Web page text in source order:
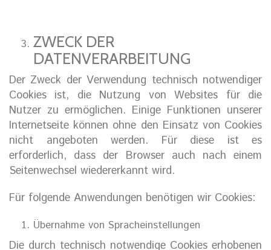
ZWECK DER
DATENVERARBEITUNG
Der Zweck der Verwendung technisch notwendiger
Cookies ist, die Nutzung von Websites für die
Nutzer zu ermöglichen. Einige Funktionen unserer
Internetseite können ohne den Einsatz von Cookies
nicht angeboten werden. Für diese ist es
erforderlich, dass der Browser auch nach einem
Seitenwechsel wiedererkannt wird.
Für folgende Anwendungen benötigen wir Cookies:
Übernahme von Spracheinstellungen
Die durch technisch notwendige Cookies erhobenen